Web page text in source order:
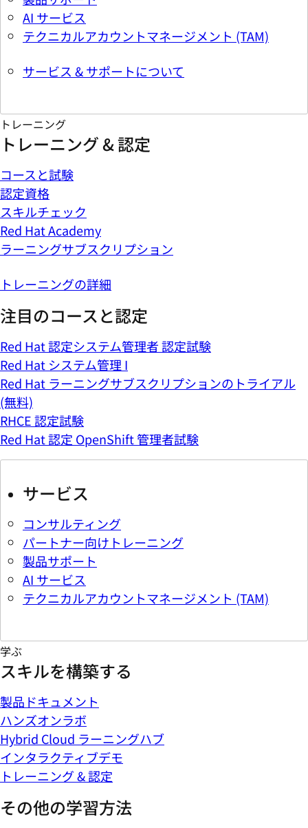
AI サービス
テクニカルアカウントマネージメント (TAM)
サービス & サポートについて
トレーニング
トレーニング & 認定
コースと試験
認定資格
スキルチェック
Red Hat Academy
ラーニングサブスクリプション
トレーニングの詳細
注目のコースと認定
Red Hat 認定システム管理者 認定試験
Red Hat システム管理 I
Red Hat ラーニングサブスクリプションのトライアル
(無料)
RHCE 認定試験
Red Hat 認定 OpenShift 管理者試験
サービス
コンサルティング
パートナー向けトレーニング
製品サポート
AI サービス
テクニカルアカウントマネージメント (TAM)
学ぶ
スキルを構築する
製品ドキュメント
ハンズオンラボ
Hybrid Cloud ラーニングハブ
インタラクティブデモ
トレーニング & 認定
その他の学習方法